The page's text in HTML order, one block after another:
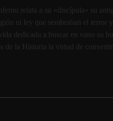
relata a su «discí­pula» su
ni ley que sembraban el terror
dedicada a buscar en vano su
de la Historia la virtud de